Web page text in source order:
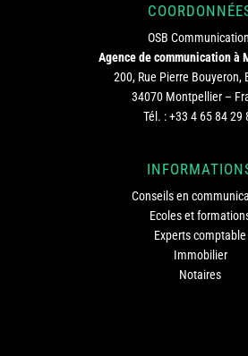
OSB
Agence de communication à
200, Rue Pierre Bouyeron,
34070 Montpellier –
Tél. :+33 4 65 84 29
Conseils en
Ecoles et
Experts comptable
Immobilier
Notaires